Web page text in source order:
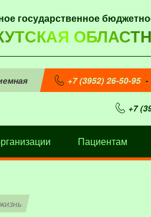
государственное
+7 (3952) 26-50-95-
+7
Пациентам